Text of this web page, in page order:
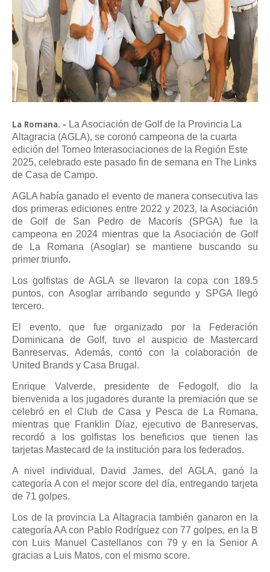
La Romana. - La Asociación de Golf de la Provincia La
Altagracia (AGLA), se coronó campeona de la cuarta
edición del Torneo Interasociaciones de la Región Este
2025, celebrado este pasado fin de semana en The Links
de Casa de Campo.
AGLA había ganado el evento de manera consecutiva las
dos primeras ediciones entre 2022 y 2023, la Asociación
de Golf de San Pedro de Macorís (SPGA) fue la
campeona en 2024 mientras que la Asociación de Golf
de La Romana (Asoglar) se mantiene buscando su
primer triunfo.
Los golfistas de AGLA se llevaron la copa con 189.5
puntos, con Asoglar arribando segundo y SPGA llegó
tercero.
El evento, que fue organizado por la Federación
Dominicana de Golf, tuvo el auspicio de Mastercard
Banreservas. Además, contó con la colaboración de
United Brands y Casa Brugal.
Enrique Valverde, presidente de Fedogolf, dio la
bienvenida a los jugadores durante la premiación que se
celebró en el Club de Casa y Pesca de La Romana,
mientras que Franklin Díaz, ejecutivo de Banreservas,
recordó a los golfistas los beneficios que tienen las
tarjetas Mastecard de la institución para los federados.
A nivel individual, David James, del AGLA, ganó la
categoría A con el mejor score del día, entregando tarjeta
de 71 golpes.
Los de la provincia La Altagracia también ganaron en la
categoría AA con Pablo Rodríguez con 77 golpes, en la B
con Luis Manuel Castellanos con 79 y en la Senior A
gracias a Luis Matos, con el mismo score.